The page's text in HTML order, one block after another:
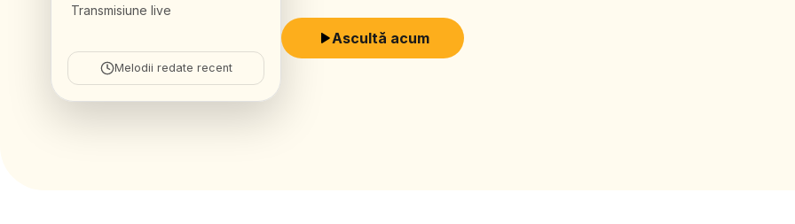
Transmisiune live
Melodii redate recent
ore pe zi și 5 stații locale cu program de două până la 18 ore pe zi. Radio Vocea
poate fi recepționat și prin satelit și internet. Programele transmise din studiourile Radio Vocea
Ascultă acum